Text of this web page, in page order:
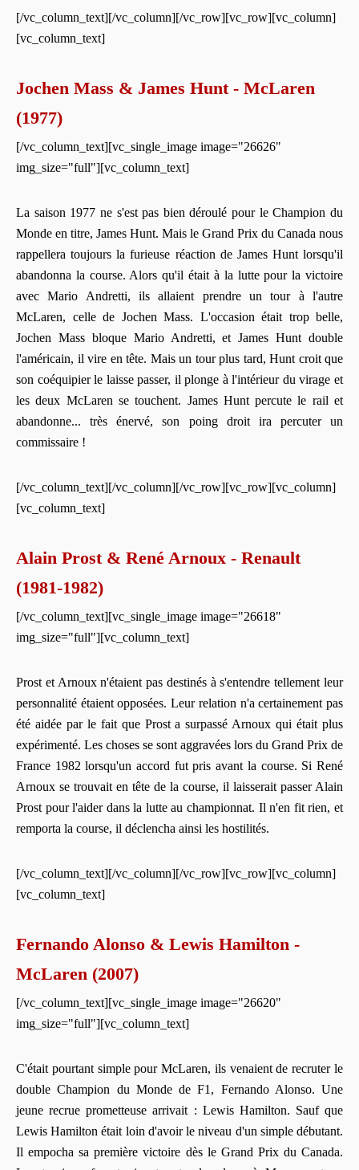
[/vc_column_text][/vc_column][/vc_row][vc_row][vc_column]
[vc_column_text]
Jochen Mass & James Hunt - McLaren
(1977)
[/vc_column_text][vc_single_image image="26626"
img_size="full"][vc_column_text]
La saison 1977 ne s'est pas bien déroulé pour le Champion du
Monde en titre, James Hunt. Mais le Grand Prix du Canada nous
rappellera toujours la furieuse réaction de James Hunt lorsqu'il
abandonna la course. Alors qu'il était à la lutte pour la victoire
avec Mario Andretti, ils allaient prendre un tour à l'autre
McLaren, celle de Jochen Mass. L'occasion était trop belle,
Jochen Mass bloque Mario Andretti, et James Hunt double
l'américain, il vire en tête. Mais un tour plus tard, Hunt croit que
son coéquipier le laisse passer, il plonge à l'intérieur du virage et
les deux McLaren se touchent. James Hunt percute le rail et
abandonne... très énervé, son poing droit ira percuter un
commissaire !
[/vc_column_text][/vc_column][/vc_row][vc_row][vc_column]
[vc_column_text]
Alain Prost & René Arnoux - Renault
(1981-1982)
[/vc_column_text][vc_single_image image="26618"
img_size="full"][vc_column_text]
Prost et Arnoux n'étaient pas destinés à s'entendre tellement leur
personnalité étaient opposées. Leur relation n'a certainement pas
été aidée par le fait que Prost a surpassé Arnoux qui était plus
expérimenté. Les choses se sont aggravées lors du Grand Prix de
France 1982 lorsqu'un accord fut pris avant la course. Si René
Arnoux se trouvait en tête de la course, il laisserait passer Alain
Prost pour l'aider dans la lutte au championnat. Il n'en fit rien, et
remporta la course, il déclencha ainsi les hostilités.
[/vc_column_text][/vc_column][/vc_row][vc_row][vc_column]
[vc_column_text]
Fernando Alonso & Lewis Hamilton -
McLaren (2007)
[/vc_column_text][vc_single_image image="26620"
img_size="full"][vc_column_text]
C'était pourtant simple pour McLaren, ils venaient de recruter le
double Champion du Monde de F1, Fernando Alonso. Une
jeune recrue prometteuse arrivait : Lewis Hamilton. Sauf que
Lewis Hamilton était loin d'avoir le niveau d'un simple débutant.
Il empocha sa première victoire dès le Grand Prix du Canada.